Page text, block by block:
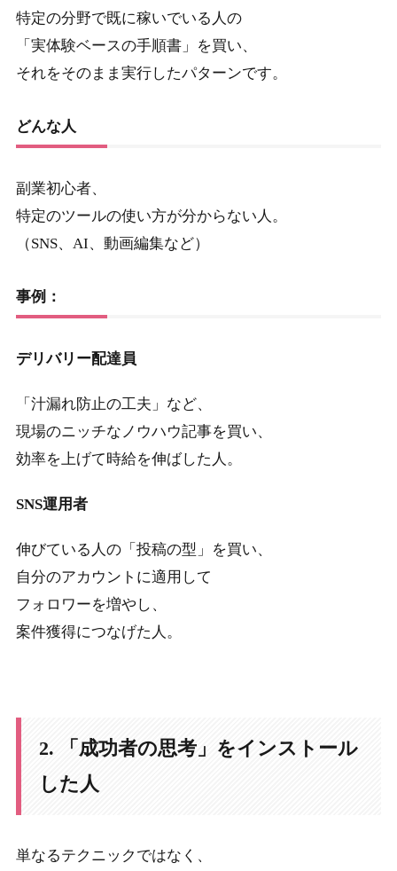
特定の分野で既に稼いでいる人の
「実体験ベースの手順書」を買い、
それをそのまま実行したパターンです。
どんな人
副業初心者、
特定のツールの使い方が分からない人。
（SNS、AI、動画編集など）
事例：
デリバリー配達員
「汁漏れ防止の工夫」など、
現場のニッチなノウハウ記事を買い、
効率を上げて時給を伸ばした人。
SNS運用者
伸びている人の「投稿の型」を買い、
自分のアカウントに適用して
フォロワーを増やし、
案件獲得につなげた人。
2. 「成功者の思考」をインストール
した人
単なるテクニックではなく、